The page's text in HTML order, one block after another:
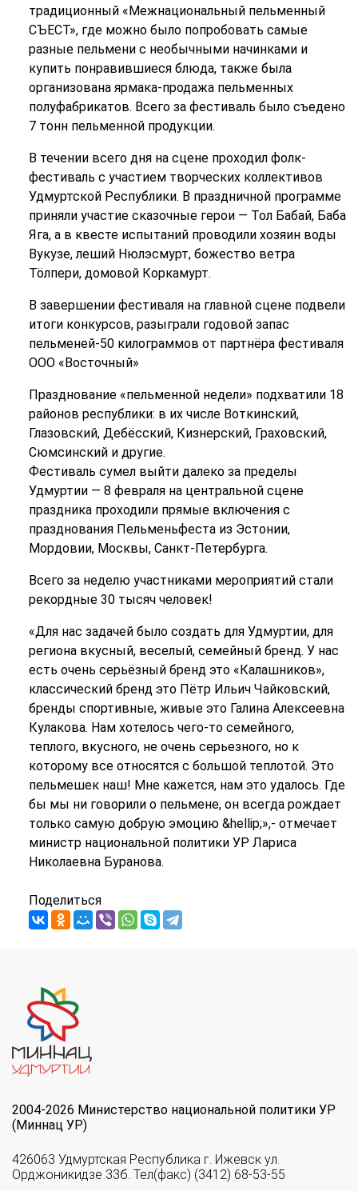
традиционный «Межнациональный пельменный
СЪЕСТ», где можно было попробовать самые
разные пельмени с необычными начинками и
купить понравившиеся блюда, также была
организована ярмака-продажа пельменных
полуфабрикатов. Всего за фестиваль было съедено
7 тонн пельменной продукции.
В течении всего дня на сцене проходил фолк-
фестиваль с участием творческих коллективов
Удмуртской Республики. В праздничной программе
приняли участие сказочные герои ― Тол Бабай, Баба
Яга, а в квесте испытаний проводили хозяин воды
Вукузе, леший Нюлэсмурт, божество ветра
Тӧлпери, домовой Коркамурт.
В завершении фестиваля на главной сцене подвели
итоги конкурсов, разыграли годовой запас
пельменей-50 килограммов от партнёра фестиваля
ООО «Восточный»
Празднование «пельменной недели» подхватили 18
районов республики: в их числе Воткинский,
Глазовский, Дебёсский, Кизнерский, Граховский,
Сюмсинский и другие.
Фестиваль сумел выйти далеко за пределы
Удмуртии ― 8 февраля на центральной сцене
праздника проходили прямые включения с
празднования Пельменьфеста из Эстонии,
Мордовии, Москвы, Санкт-Петербурга.
Всего за неделю участниками мероприятий стали
рекордные 30 тысяч человек!
«Для нас задачей было создать для Удмуртии, для
региона вкусный, веселый, семейный бренд. У нас
есть очень серьёзный бренд это «Калашников»,
классический бренд это Пётр Ильич Чайковский,
бренды спортивные, живые это Галина Алексеевна
Кулакова. Нам хотелось чего-то семейного,
теплого, вкусного, не очень серьезного, но к
которому все относятся с большой теплотой. Это
пельмешек наш! Мне кажется, нам это удалось. Где
бы мы ни говорили о пельмене, он всегда рождает
только самую добрую эмоцию &hellip;»,- отмечает
министр национальной политики УР Лариса
Николаевна Буранова.
Поделиться
2004-2026 Министерство национальной политики УР
(Миннац УР)
426063 Удмуртская Республика г. Ижевск ул.
Орджоникидзе 33б. Тел(факс) (3412) 68-53-55